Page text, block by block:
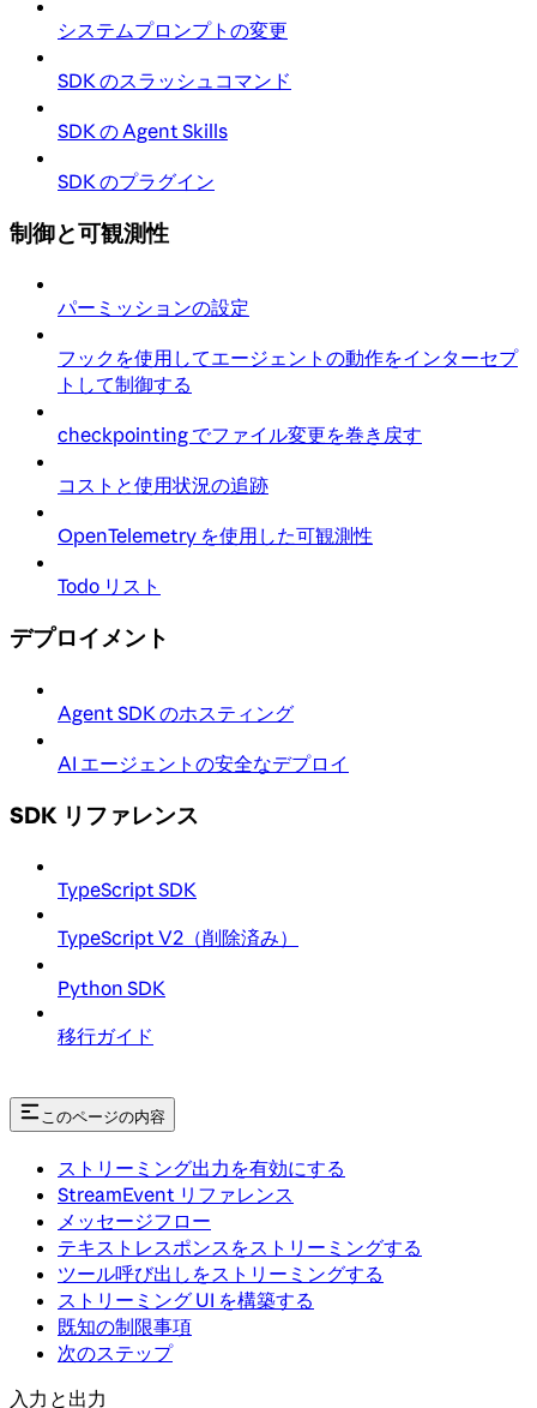
システムプロンプトの変更
SDK のスラッシュコマンド
SDK の Agent Skills
SDK のプラグイン
制御と可観測性
パーミッションの設定
フックを使用してエージェントの動作をインターセプ
トして制御する
checkpointing でファイル変更を巻き戻す
コストと使用状況の追跡
OpenTelemetry を使用した可観測性
Todo リスト
デプロイメント
Agent SDK のホスティング
AI エージェントの安全なデプロイ
SDK リファレンス
TypeScript SDK
TypeScript V2（削除済み）
Python SDK
移行ガイド
このページの内容
ストリーミング出力を有効にする
StreamEvent リファレンス
メッセージフロー
テキストレスポンスをストリーミングする
ツール呼び出しをストリーミングする
ストリーミング UI を構築する
既知の制限事項
次のステップ
入力と出力